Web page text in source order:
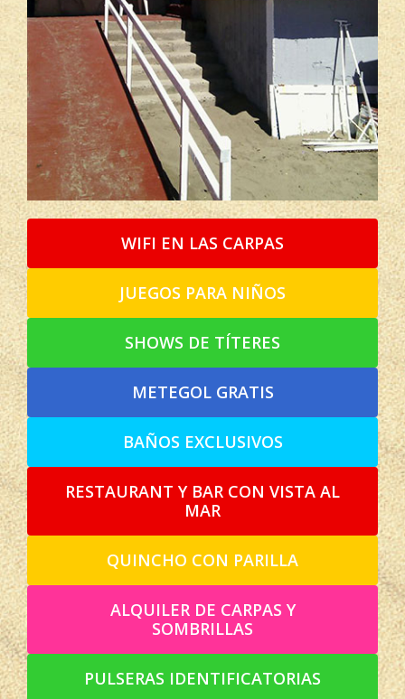
WIFI EN LAS CARPAS
JUEGOS PARA NIÑOS
SHOWS DE TÍTERES
METEGOL GRATIS
BAÑOS EXCLUSIVOS
RESTAURANT Y BAR CON VISTA AL
MAR
QUINCHO CON PARILLA
ALQUILER DE CARPAS Y
SOMBRILLAS
PULSERAS IDENTIFICATORIAS